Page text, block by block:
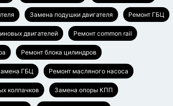
Замена подушки двигателя Ремонт ГБЦ
двигателей Ремонт common rail
Ремонт блока цилиндров
ГБЦ Ремонт масляного насоса
колпачков Замена опоры КПП